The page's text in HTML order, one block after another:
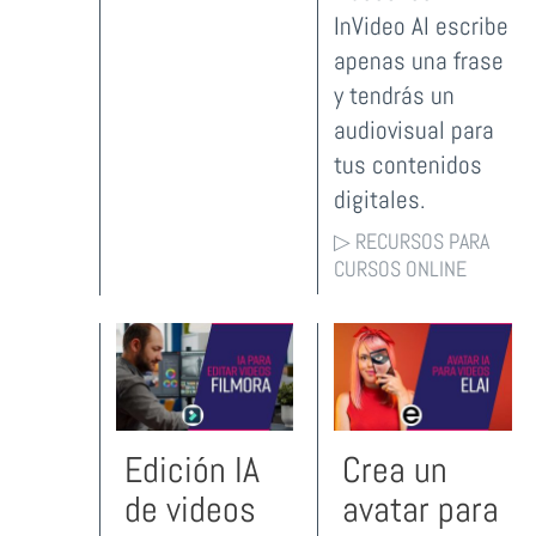
InVideo AI escribe
apenas una frase
y tendrás un
audiovisual para
tus contenidos
digitales.
▷ RECURSOS PARA
CURSOS ONLINE
Edición IA
de videos
Crea un
avatar para